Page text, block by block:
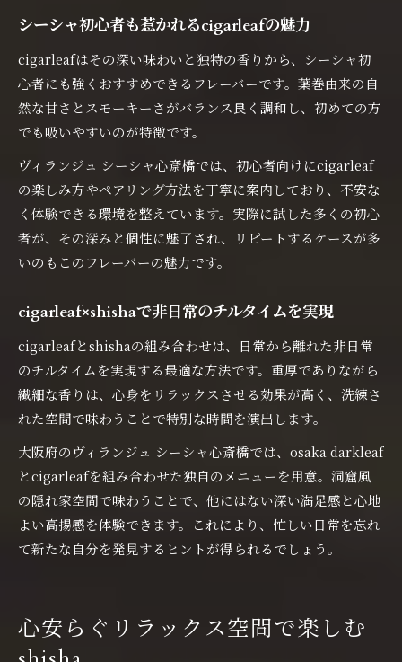
シーシャ初心者も惹かれるcigarleafの魅力
cigarleafはその深い味わいと独特の香りから、シーシャ初
心者にも強くおすすめできるフレーバーです。葉巻由来の自
然な甘さとスモーキーさがバランス良く調和し、初めての方
でも吸いやすいのが特徴です。
ヴィランジュ シーシャ心斎橋では、初心者向けにcigarleaf
の楽しみ方やペアリング方法を丁寧に案内しており、不安な
く体験できる環境を整えています。実際に試した多くの初心
者が、その深みと個性に魅了され、リピートするケースが多
いのもこのフレーバーの魅力です。
cigarleaf×shishaで非日常のチルタイムを実現
cigarleafとshishaの組み合わせは、日常から離れた非日常
のチルタイムを実現する最適な方法です。重厚でありながら
繊細な香りは、心身をリラックスさせる効果が高く、洗練さ
れた空間で味わうことで特別な時間を演出します。
大阪府のヴィランジュ シーシャ心斎橋では、osaka darkleaf
とcigarleafを組み合わせた独自のメニューを用意。洞窟風
の隠れ家空間で味わうことで、他にはない深い満足感と心地
よい高揚感を体験できます。これにより、忙しい日常を忘れ
て新たな自分を発見するヒントが得られるでしょう。
心安らぐリラックス空間で楽しむ